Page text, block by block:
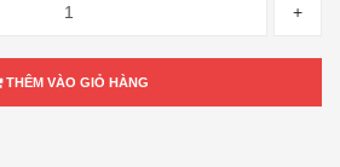
+
THÊM VÀO GIỎ HÀNG